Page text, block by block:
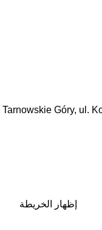
إظهار الخريطة